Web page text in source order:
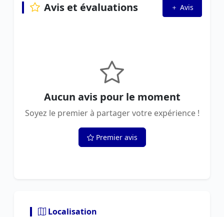
Avis et évaluations Avis
Aucun avis pour le moment
Soyez le premier à partager votre expérience !
Premier avis
Localisation